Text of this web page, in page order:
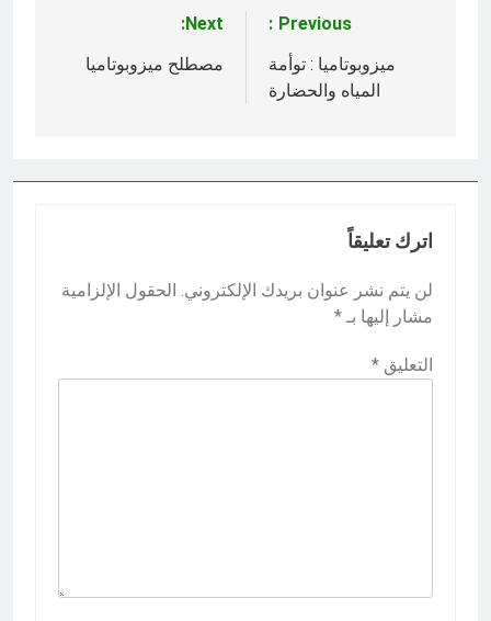
المقالات
Previous:
ميزوبوتاميا : توأمة
المياه والحضارة
Next:
مصطلح ميزوبوتاميا
اترك تعليقاً
لن يتم نشر عنوان بريدك الإلكتروني. الحقول الإلزامية
مشار إليها بـ *
التعليق *